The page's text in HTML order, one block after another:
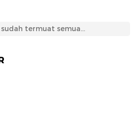
termuat semua...